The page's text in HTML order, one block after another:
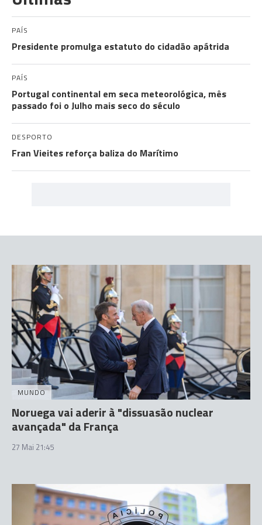
PAÍS
Presidente promulga estatuto do cidadão apátrida
PAÍS
Portugal continental em seca meteorológica, mês
passado foi o Julho mais seco do século
DESPORTO
Fran Vieites reforça baliza do Marítimo
MUNDO
Noruega vai aderir à "dissuasão nuclear
avançada" da França
27 Mai 21:45